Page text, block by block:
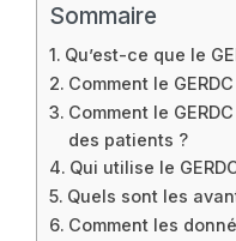
Sommaire
Qu’est-ce que le
Comment le
Comment le
des patients ?
Qui utilise le
Quels sont les
Comment les